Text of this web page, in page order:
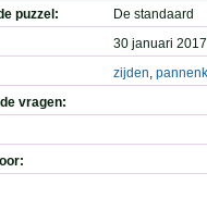
puzzel:
De standaard
30 januari
zijden,
vragen: